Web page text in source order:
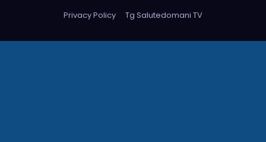
Privacy Policy
Tg Salutedomani TV